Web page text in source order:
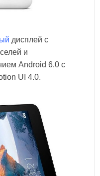
дисплей с
и
Android 6.0 с
UI 4.0.